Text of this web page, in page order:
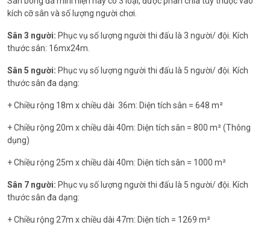
kích cỡ sân và số lượng người chơi.
Sân 3 người: Phục vụ số lượng người thi đấu là 3 người/ đội. Kích
thước sân: 16mx24m.
Sân 5 người: Phục vụ số lượng người thi đấu là 5 người/ đội. Kích
thước sân đa dạng:
+ Chiều rộng 18m x chiều dài 36m: Diện tích sân = 648 m²
+ Chiều rộng 20m x chiều dài 40m: Diện tích sân = 800 m² (Thông
dụng)
+ Chiều rộng 25m x chiều dài 40m: Diện tích sân = 1000 m²
Sân 7 người: Phục vụ số lượng người thi đấu là 5 người/ đội. Kích
thước sân đa dạng:
+ Chiều rộng 27m x chiều dài 47m: Diện tích = 1269 m²